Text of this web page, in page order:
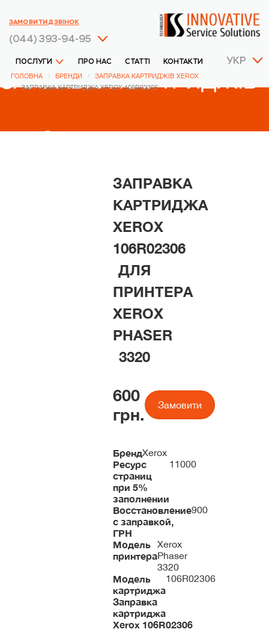
УКР
ПОСЛУГИ ПРО НАС СТАТТІ КОНТАКТИ
(044) 393-94-95
ЗАМОВИТИ ДЗВІНОК
ГОЛОВНА БРЕНДИ
ЗАПРАВКА КАРТРИДЖІВ XEROX
ЗАПРАВКА КАРТРИДЖА XEROX 106R02306
ЗАПРАВКА КАРТРИДЖІВ
XEROX
ЗАПРАВКА
КАРТРИДЖА
XEROX
106R02306
ДЛЯ
ПРИНТЕРА
XEROX
PHASER
3320
600
грн.
Замовити
БрендXerox
Ресурс
страниц
при 5%
заполнении
11000
Восстановление
с заправкой,
ГРН
900
Модель
принтера
Xerox
Phaser
3320
Модель
картриджа
106R02306
Заправка
картриджа
Xerox 106R02306